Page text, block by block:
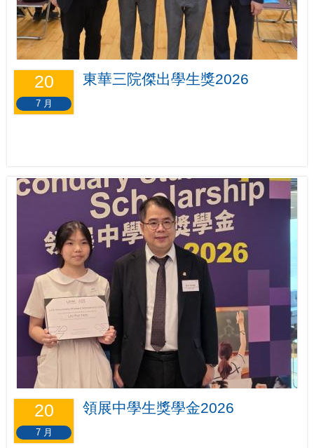
20
7 月
東華三院傑出學生獎2026
20
7 月
領展中學生獎學金2026